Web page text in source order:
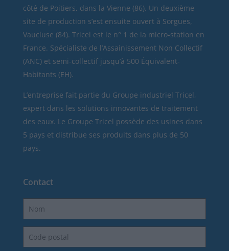
côté de Poitiers, dans la Vienne (86). Un deuxième
site de production s’est ensuite ouvert à Sorgues,
Vaucluse (84). Tricel est le n° 1 de la micro-station en
France. Spécialiste de l’Assainissement Non Collectif
(ANC) et semi-collectif jusqu’à 500 Équivalent-
Habitants (EH).
L’entreprise fait partie du Groupe industriel Tricel,
expert dans les solutions innovantes de traitement
des eaux. Le Groupe Tricel possède des usines dans
5 pays et distribue ses produits dans plus de 50
pays.
Contact